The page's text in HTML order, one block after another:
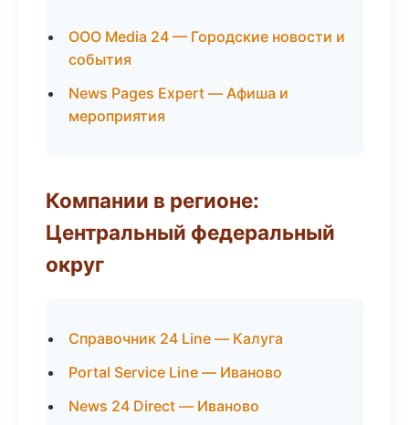
ООО Media 24 — Городские новости и
события
News Pages Expert — Афиша и
мероприятия
Компании в регионе:
Центральный федеральный
округ
Справочник 24 Line — Калуга
Portal Service Line — Иваново
News 24 Direct — Иваново